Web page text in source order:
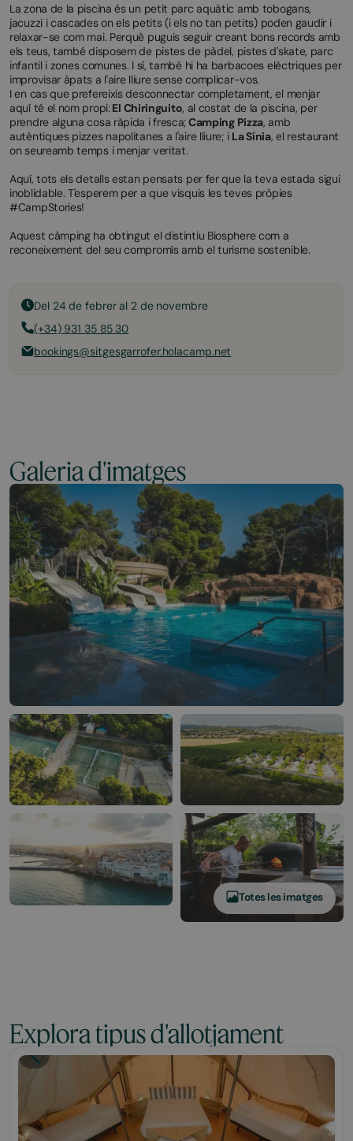
La zona de la piscina és un petit parc aquàtic amb tobogans,
jacuzzi i cascades on els petits (i els no tan petits) poden gaudir i
relaxar-se com mai. Perquè puguis seguir creant bons records amb
els teus, també disposem de pistes de pàdel, pistes d'skate, parc
infantil i zones comunes. I sí, també hi ha barbacoes elèctriques per
improvisar àpats a l'aire lliure sense complicar-vos.
I en cas que prefereixis desconnectar completament, el menjar
aquí té el nom propi: El Chiringuito, al costat de la piscina, per
prendre alguna cosa ràpida i fresca;Camping Pizza, amb
autèntiques pizzes napolitanes a l'aire lliure; i La Sínia, el restaurant
on seureamb temps i menjar veritat.
Aquí, tots els detalls estan pensats per fer que la teva estada sigui
inoblidable. T'esperem per a que visquis les teves pròpies
#CampStories!
Aquest càmping ha obtingut el distintiu Biosphere com a
reconeixement del seu compromís amb el turisme sostenible.
Del 24 de febrer al 2 de novembre
(+34) 931 35 85 30
bookings@sitgesgarrofer.holacamp.net
Galeria d'imatges
Totes les imatges
Explora tipus d'allotjament
Glamping